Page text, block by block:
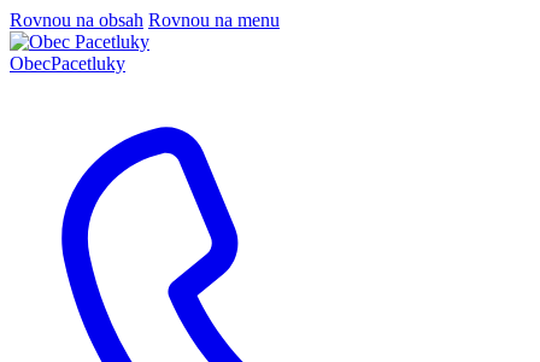
Rovnou na obsah Rovnou na menu
ObecPacetluky